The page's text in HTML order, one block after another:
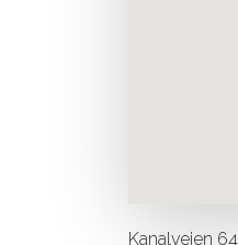
Kanalveien